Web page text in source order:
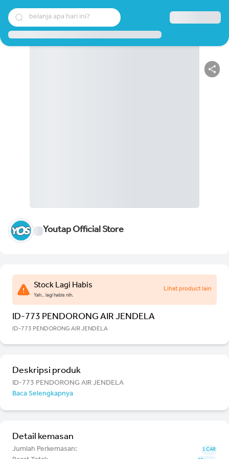
belanja apa hari ini?
Youtap Official Store
Stock Lagi Habis
Yah.. lagi habis nih.
Lihat product lain
ID-773 PENDORONG AIR JENDELA
ID-773 PENDORONG AIR JENDELA
Deskripsi produk
ID-773 PENDORONG AIR JENDELA
Baca Selengkapnya
Detail kemasan
Jumlah Perkemasan: 1 CAR